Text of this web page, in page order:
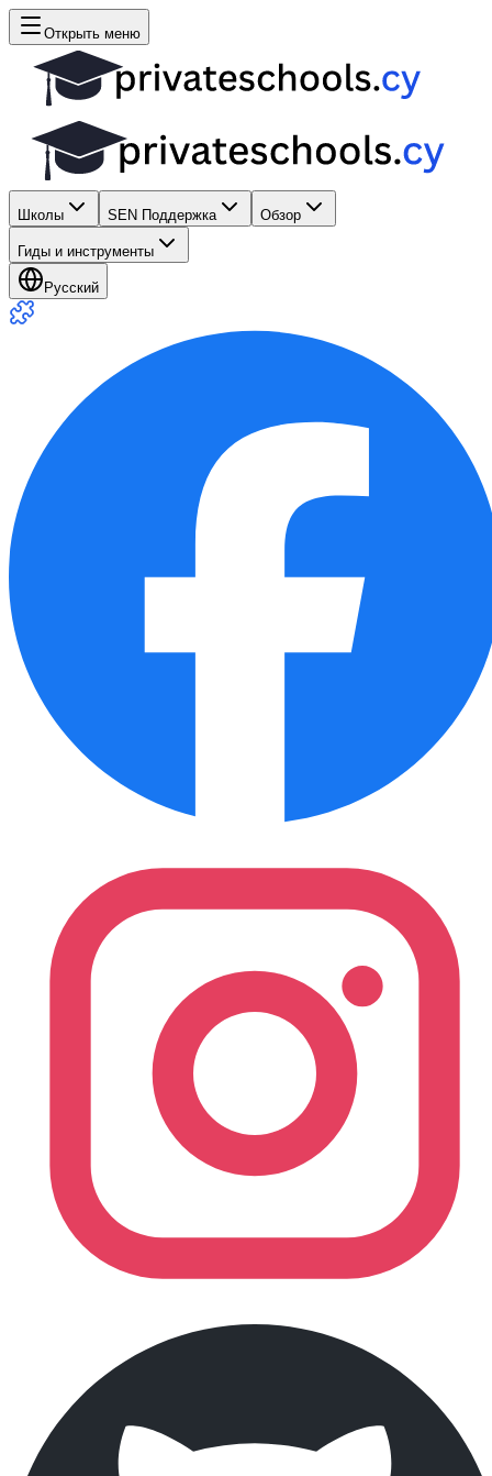
Открыть меню
Школы SEN Поддержка Обзор
Гиды и инструменты
Русский